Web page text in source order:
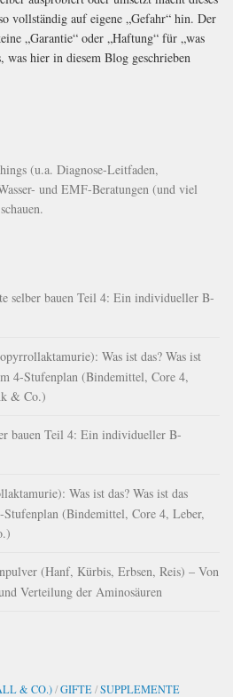
vollständig auf eigene „Gefahr“ hin. Der
„Garantie“ oder „Haftung“ für „was
was hier in diesem Blog geschrieben
(u.a. Diagnose-Leitfaden,
und EMF-Beratungen (und viel
schauen.
selber bauen Teil 4: Ein individueller B-
Was ist das? Was ist
4-Stufenplan (Bindemittel, Core 4,
& Co.)
bauen Teil 4: Ein individueller B-
Was ist das? Was ist das
(Bindemittel, Core 4, Leber,
(Hanf, Kürbis, Erbsen, Reis) – Von
Verteilung der Aminosäuren
& CO.)/GIFTE/SUPPLEMENTE